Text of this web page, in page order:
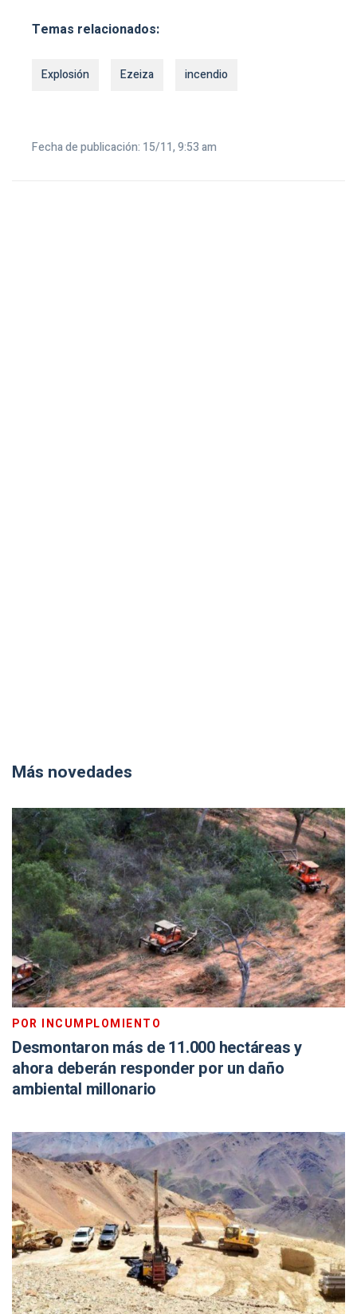
Temas relacionados:
Explosión Ezeiza incendio
Fecha de publicación: 15/11, 9:53 am
Más novedades
POR INCUMPLOMIENTO
Desmontaron más de 11.000 hectáreas y
ahora deberán responder por un daño
ambiental millonario